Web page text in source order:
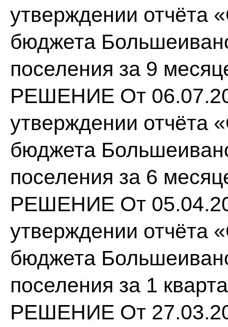
утверждении отчёта
бюджета
поселения за 9
РЕШЕНИЕ От
утверждении отчёта
бюджета
поселения за 6
РЕШЕНИЕ От
утверждении отчёта
бюджета
поселения за 1
РЕШЕНИЕ От